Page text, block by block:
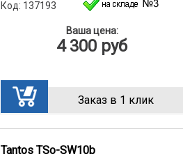
Код: 137193
Ваша цена:
4 300 руб
Заказ в 1 клик
Tantos TSo-SW10b